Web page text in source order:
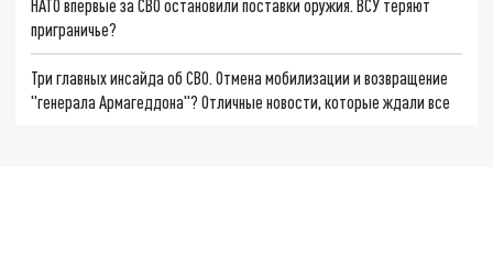
НАТО впервые за СВО остановили поставки оружия. ВСУ теряют
приграничье?
Три главных инсайда об СВО. Отмена мобилизации и возвращение
"генерала Армагеддона"? Отличные новости, которые ждали все